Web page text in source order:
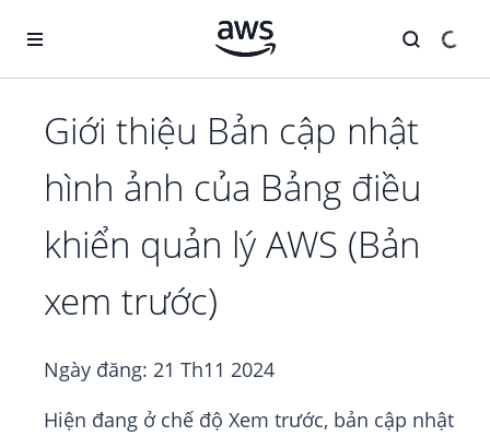
Giới thiệu Bản cập nhật
hình ảnh của Bảng điều
khiển quản lý AWS (Bản
xem trước)
Ngày đăng: 21 Th11 2024
Hiện đang ở chế độ Xem trước, bản cập nhật